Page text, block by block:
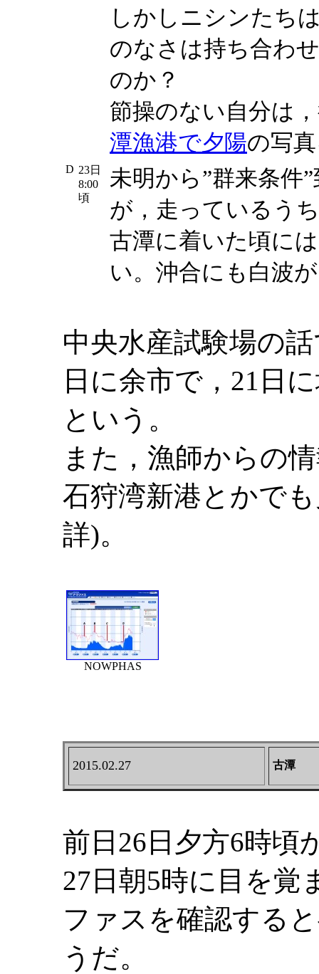
しかしニシンたち
のなさは持ち合わ
のか？
節操のない自分は
潭漁港で夕陽の写
D 23日
8:00
頃
未明から”群来条件
が，走っているう
古潭に着いた頃に
い。沖合にも白波
中央水産試験場の
日に余市で，21日
という。
また，漁師からの
石狩湾新港とかで
詳)。
NOWPHAS
2015.02.27 古潭
前日26日夕方6時頃
27日朝5時に目を覚
ファスを確認する
うだ。